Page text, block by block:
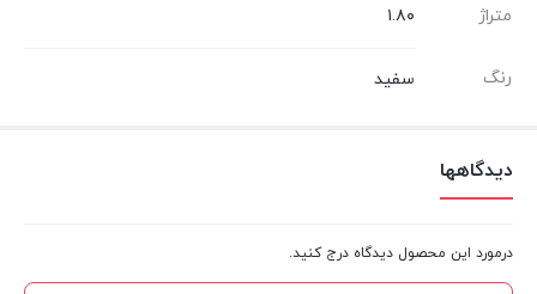
متراژ ۱.۸۰
رنگ سفید
دیدگاهها
درمورد این محصول دیدگاه درج کنید.